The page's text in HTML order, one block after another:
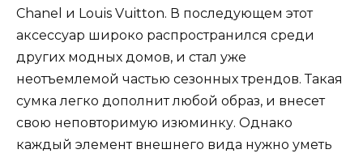
Chanel и Louis Vuitton. В последующем этот
аксессуар широко распространился среди
других модных домов, и стал уже
неотъемлемой частью сезонных трендов. Такая
сумка легко дополнит любой образ, и внесет
свою неповторимую изюминку. Однако
каждый элемент внешнего вида нужно уметь